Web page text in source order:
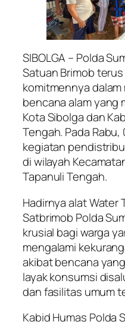
SIBOLGA – Polda
Satuan Brimob
komitmennya
bencana alam yang
Kota Sibolga dan
Tengah. Pada
kegiatan
di wilayah
Tapanuli Tengah.
Hadirnya alat Water
Satbrimob Polda
krusial bagi warga
mengalami
akibat bencana
layak konsumsi
dan fasilitas umum
Kabid Humas Polda